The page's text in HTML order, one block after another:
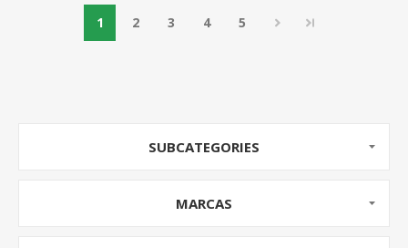
1 2 3 4 5
SUBCATEGORIES
MARCAS